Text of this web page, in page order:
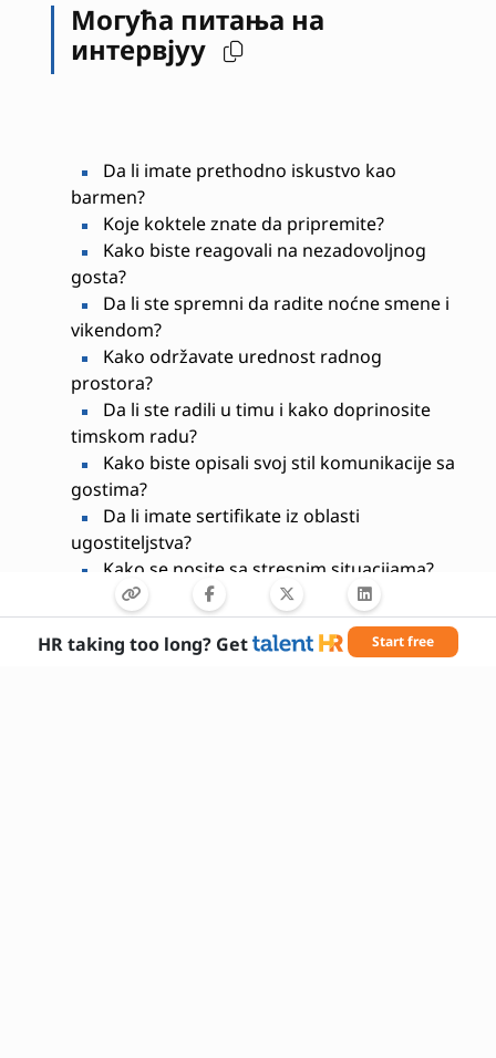
Могућа питања на
интервјуу
Da li imate prethodno iskustvo kao
barmen?
Koje koktele znate da pripremite?
Kako biste reagovali na nezadovoljnog
gosta?
Da li ste spremni da radite noćne smene i
vikendom?
Kako održavate urednost radnog
prostora?
Da li ste radili u timu i kako doprinosite
timskom radu?
Kako biste opisali svoj stil komunikacije sa
gostima?
Da li imate sertifikate iz oblasti
ugostiteljstva?
Kako se nosite sa stresnim situacijama?
Koje su vaše najveće prednosti kao
barmen?
HR taking too long? Get Start free